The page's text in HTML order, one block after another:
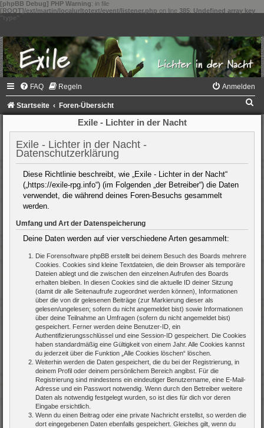
[phpBB Debug] PHP Warning: in file
[ROOT]/ext/martin/localurltotext/event/listener.php on line 385: Undefined array key
FAQ Regeln Anmelden
Startseite Foren-Übersicht
Exile - Lichter in der Nacht
Exile - Lichter in der Nacht -
Datenschutzerklärung
Diese Richtlinie beschreibt, wie „Exile - Lichter in der Nacht“
(„https://exile-rpg.info“) (im Folgenden „der Betreiber“) die Daten
verwendet, die während deines Foren-Besuchs gesammelt
werden.
Umfang und Art der Datenspeicherung
Deine Daten werden auf vier verschiedene Arten gesammelt:
Die Forensoftware phpBB erstellt bei deinem Besuch des Boards mehrere
Cookies. Cookies sind kleine Textdateien, die dein Browser als temporäre
Dateien ablegt und die zwischen den einzelnen Aufrufen des Boards
erhalten bleiben. In diesen Cookies sind die aktuelle ID deiner Sitzung
(damit dir alle Seitenaufrufe zugeordnet werden können), Informationen
über die von dir gelesenen Beiträge (zur Markierung dieser als
gelesen/ungelesen; sofern du nicht angemeldet bist) sowie Informationen
über deine Teilnahme an Umfragen (sofern du nicht angemeldet bist)
gespeichert. Ferner werden deine Benutzer-ID, ein
Authentifizierungsschlüssel und eine Session-ID gespeichert. Die Cookies
haben standardmäßig eine Gültigkeit von einem Jahr. Alle Cookies kannst
du jederzeit über die Funktion „Alle Cookies löschen“ löschen.
Weiterhin werden die Daten gespeichert, die du bei der Registrierung, in
deinem Profil oder deinem persönlichem Bereich angibst. Für die
Registrierung sind mindestens ein eindeutiger Benutzername, eine E-Mail-
Adresse und ein Passwort notwendig. Wenn durch den Betreiber weitere
Daten als notwendig festgelegt wurden, so ist dies für dich vor deren
Eingabe ersichtlich.
Wenn du einen Beitrag oder eine private Nachricht erstellst, so werden die
dort eingegebenen Daten ebenfalls gespeichert. Gleiches gilt, wenn du